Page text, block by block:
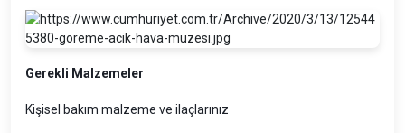
Gerekli Malzemeler
Kişisel bakım malzeme ve ilaçlarınız